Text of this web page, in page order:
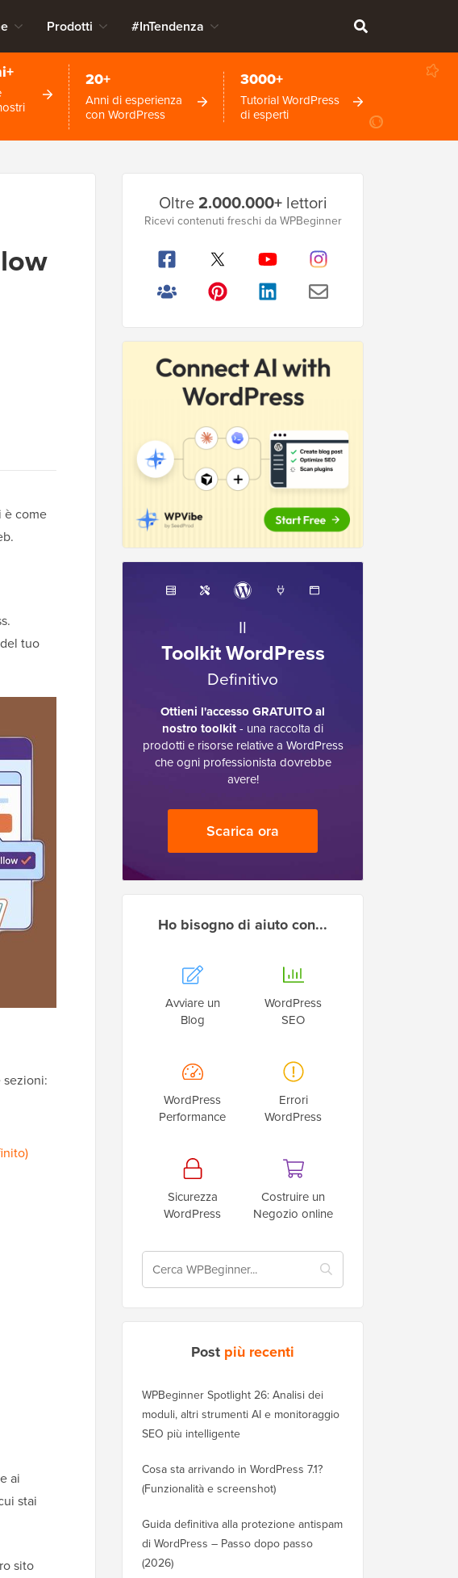
Prodotti #InTendenza
20+
Anni di esperienza
con WordPress
3000+
Tutorial WordPress
di esperti
è come
tuo
ai
stai
sito
laterale
principale
Oltre2.000.000+lettori
Ricevi contenuti freschi da WPBeginner
Il
Toolkit WordPress
Definitivo
Ottieni l'accesso GRATUITO al
nostro toolkit- una raccolta di
prodotti e risorse relative a WordPress
che ogni professionista dovrebbe
avere!
Scarica ora
Ho bisogno di aiuto con...
Avviare un
Blog
WordPress
SEO
WordPress
Performance
Errori
WordPress
Sicurezza
WordPress
Costruire un
Negozio online
Post più recenti
WPBeginner Spotlight 26: Analisi dei
moduli, altri strumenti AI e monitoraggio
SEO più intelligente
Cosa sta arrivando in WordPress 7.1?
(Funzionalità e screenshot)
Guida definitiva alla protezione antispam
di WordPress – Passo dopo passo
(2026)